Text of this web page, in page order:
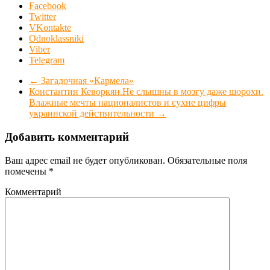
Facebook
Twitter
VKontakte
Odnoklassniki
Viber
Telegram
← Загадочная «Кармела»
Константин Кеворкян.Не слышны в мозгу даже шорохи.
Влажные мечты националистов и сухие цифры
украинской действительности →
Добавить комментарий
Ваш адрес email не будет опубликован. Обязательные поля
помечены *
Комментарий